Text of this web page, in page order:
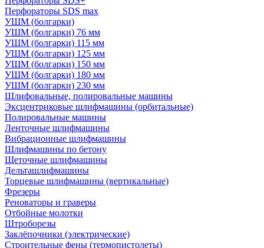
Перфораторы SDS max
УШМ (болгарки)
УШМ (болгарки) 76 мм
УШМ (болгарки) 115 мм
УШМ (болгарки) 125 мм
УШМ (болгарки) 150 мм
УШМ (болгарки) 180 мм
УШМ (болгарки) 230 мм
Шлифовальные, полировальные машины
Эксцентриковые шлифмашины (орбитальные)
Полировальные машины
Ленточные шлифмашины
Вибрационные шлифмашины
Шлифмашины по бетону
Щеточные шлифмашины
Дельташлифмашины
Торцевые шлифмашины (вертикальные)
Фрезеры
Реноваторы и граверы
Отбойные молотки
Штроборезы
Заклёпочники (электрические)
Строительные фены (термопистолеты)